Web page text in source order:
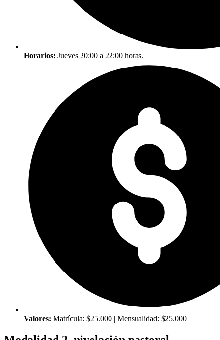
Horarios: Jueves 20:00 a 22:00 horas.
Valores: Matrícula: $25.000 | Mensualidad: $25.000